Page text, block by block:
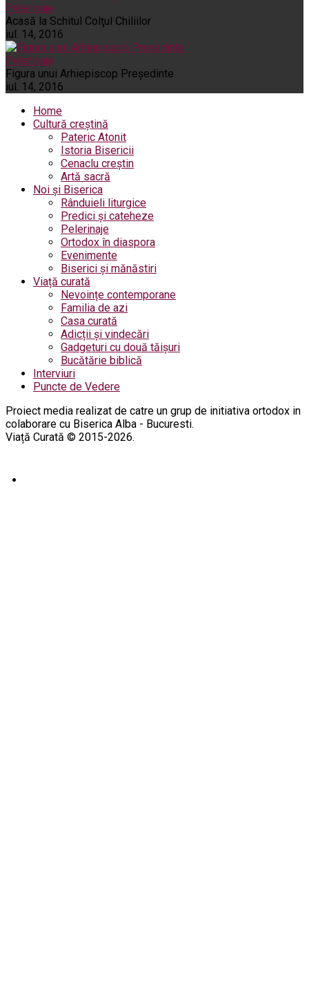
Pelerinaje
Acasă la Schitul Colţul Chiliilor
iul. 14, 2016
Pelerinaje
Figura unui Arhiepiscop Preşedinte
iul. 14, 2016
Home
Cultură creștină
Pateric Atonit
Istoria Bisericii
Cenaclu creștin
Artă sacră
Noi și Biserica
Rânduieli liturgice
Predici și cateheze
Pelerinaje
Ortodox în diaspora
Evenimente
Biserici și mănăstiri
Viață curată
Nevoințe contemporane
Familia de azi
Casa curată
Adicții și vindecări
Gadgeturi cu două tăișuri
Bucătărie biblică
Interviuri
Puncte de Vedere
Proiect media realizat de catre un grup de initiativa ortodox in
colaborare cu Biserica Alba - Bucuresti.
Viață Curată © 2015-2026.